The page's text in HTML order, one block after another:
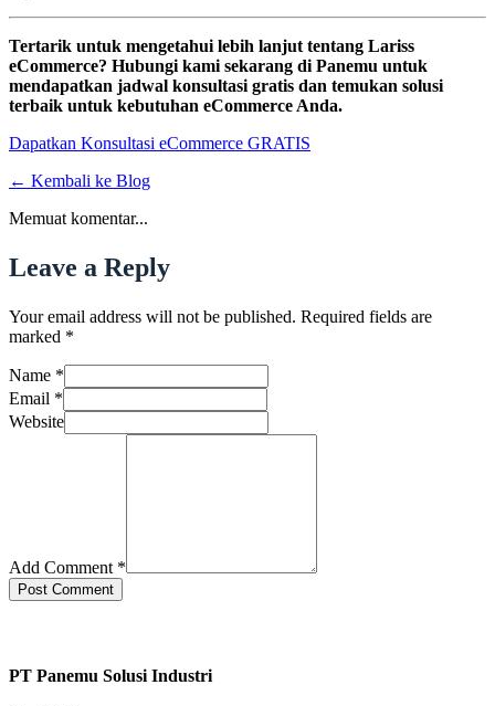
Tertarik untuk mengetahui lebih lanjut tentang Lariss
eCommerce? Hubungi kami sekarang di Panemu untuk
mendapatkan jadwal konsultasi gratis dan temukan solusi
terbaik untuk kebutuhan eCommerce Anda.
Dapatkan Konsultasi eCommerce GRATIS
← Kembali ke Blog
Memuat komentar...
Leave a Reply
Your email address will not be published. Required fields are
marked *
Name *
Email *
Website
Add Comment *
Post Comment
PT Panemu Solusi Industri